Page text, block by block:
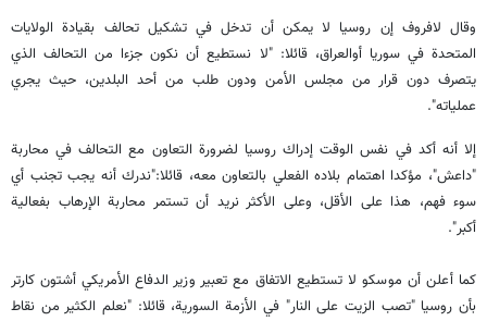
وقال لافروف إن روسيا لا يمكن أن تدخل في تشكيل تحالف بقيادة الولايات
المتحدة في سوريا أوالعراق، قائلا: "لا نستطيع أن نكون جزءا من التحالف الذي
يتصرف دون قرار من مجلس الأمن ودون طلب من أحد البلدين، حيث يجري
عملياته".
إلا أنه أكد في نفس الوقت إدراك روسيا لضرورة التعاون مع التحالف في محاربة
"داعش"، مؤكدا اهتمام بلاده الفعلي بالتعاون معه، قائلا:"ندرك أنه يجب تجنب أي
سوء فهم، هذا على الأقل، وعلى الأكثر نريد أن تستمر محاربة الإرهاب بفعالية
أكبر".
كما أعلن أن موسكو لا تستطيع الاتفاق مع تعبير وزير الدفاع الأمريكي أشتون كارتر
بأن روسيا "تصب الزيت على النار" في الأزمة السورية، قائلا: "نعلم الكثير من نقاط